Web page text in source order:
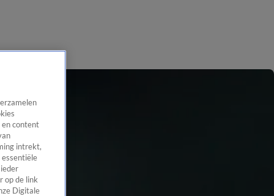
en content
intrekt,
op de link
Digitale